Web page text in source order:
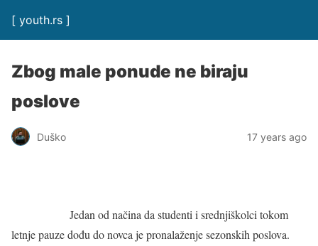
[ youth.rs ]
Zbog male ponude ne biraju
poslove
Duško 17 years ago
Jedan od načina da studenti i srednjiškolci tokom
letnje pauze dođu do novca je pronalaženje sezonskih poslova.